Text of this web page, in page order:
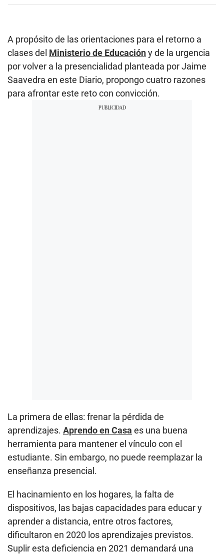
A propósito de las orientaciones para el retorno a
clases del Ministerio de Educacióny de la urgencia
por volver a la presencialidad planteada por Jaime
Saavedra en este Diario, propongo cuatro razones
para afrontar este reto con convicción.
La primera de ellas: frenar la pérdida de
aprendizajes. Aprendo en Casa es una buena
herramienta para mantener el vínculo con el
estudiante. Sin embargo, no puede reemplazar la
enseñanza presencial.
El hacinamiento en los hogares, la falta de
dispositivos, las bajas capacidades para educar y
aprender a distancia, entre otros factores,
dificultaron en 2020 los aprendizajes previstos.
Suplir esta deficiencia en 2021 demandará una